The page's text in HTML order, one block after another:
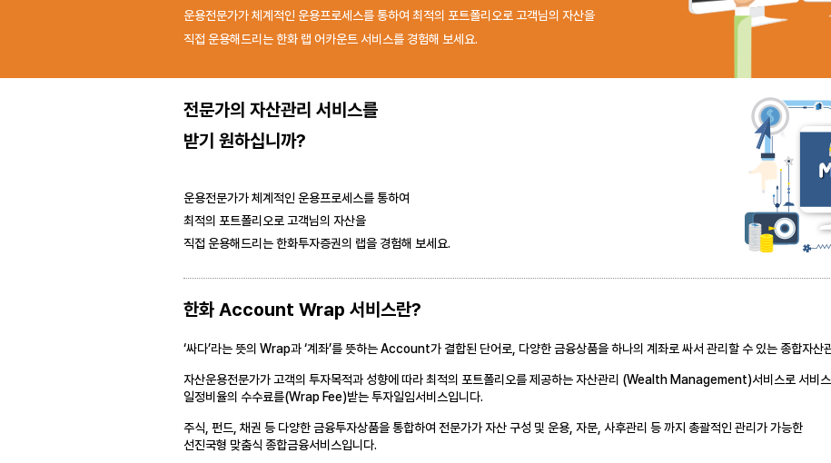
운용전문가가 체계적인 운용프로세스를 통하여 최적의 포트폴리오로 고객님의 자산을
직접 운용해드리는 한화 랩 어카운트 서비스를 경험해 보세요.
전문가의 자산관리 서비스를
받기 원하십니까?
운용전문가가 체계적인 운용프로세스를 통하여
최적의 포트폴리오로 고객님의 자산을
직접 운용해드리는 한화투자증권의 랩을 경험해 보세요.
한화 Account Wrap 서비스란?
‘싸다’라는 뜻의 Wrap과 ‘계좌’를 뜻하는 Account가 결합된 단어로, 다양한 금융상품을 하나의 계좌로 싸서 관리할 수 있는 종합자산
자산운용전문가가 고객의 투자목적과 성향에 따라 최적의 포트폴리오를 제공하는 자산관리 (Wealth Management)서비스로 서비
일정비율의 수수료를(Wrap Fee)받는 투자일임서비스입니다.
주식, 펀드, 채권 등 다양한 금융투자상품을 통합하여 전문가가 자산 구성 및 운용, 자문, 사후관리 등 까지 총괄적인 관리가 가능한
선진국형 맞춤식 종합금융서비스입니다.